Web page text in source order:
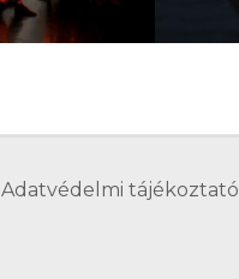
Adatvédelmi tájékoztató